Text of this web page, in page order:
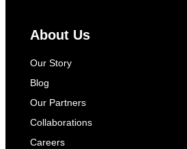
About Us
Our Story
Blog
Our Partners
Collaborations
Careers